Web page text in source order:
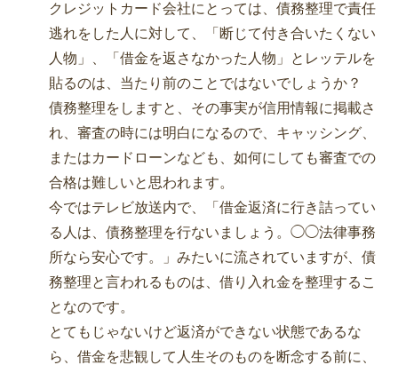
クレジットカード会社にとっては、債務整理で責任
逃れをした人に対して、「断じて付き合いたくない
人物」、「借金を返さなかった人物」とレッテルを
貼るのは、当たり前のことではないでしょうか？
債務整理をしますと、その事実が信用情報に掲載さ
れ、審査の時には明白になるので、キャッシング、
またはカードローンなども、如何にしても審査での
合格は難しいと思われます。
今ではテレビ放送内で、「借金返済に行き詰ってい
る人は、債務整理を行ないましょう。◯◯法律事務
所なら安心です。」みたいに流されていますが、債
務整理と言われるものは、借り入れ金を整理するこ
となのです。
とてもじゃないけど返済ができない状態であるな
ら、借金を悲観して人生そのものを断念する前に、